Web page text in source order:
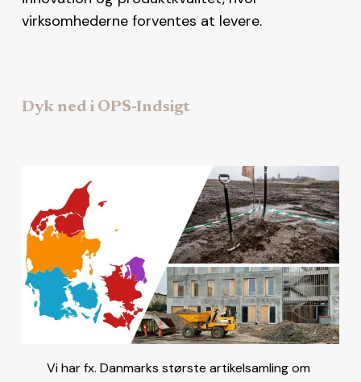
virksomhederne forventes at levere.
Dyk ned i OPS-Indsigt
Vi har fx. Danmarks største artikelsamling om